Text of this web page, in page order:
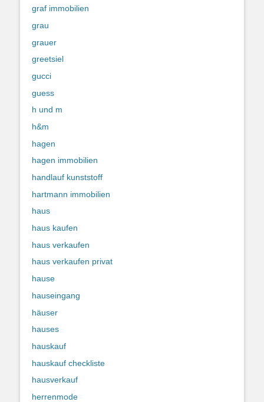
graf immobilien
grau
grauer
greetsiel
gucci
guess
h und m
h&m
hagen
hagen immobilien
handlauf kunststoff
hartmann immobilien
haus
haus kaufen
haus verkaufen
haus verkaufen privat
hause
hauseingang
häuser
hauses
hauskauf
hauskauf checkliste
hausverkauf
herrenmode